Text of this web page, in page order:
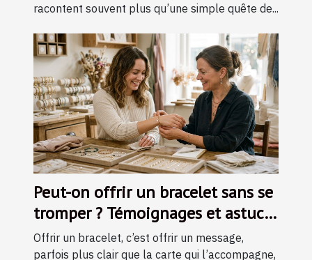
racontent souvent plus qu’une simple quête de...
Peut-on offrir un bracelet sans se
tromper ? Témoignages et astuces
d’experts
Offrir un bracelet, c’est offrir un message,
parfois plus clair que la carte qui l’accompagne,